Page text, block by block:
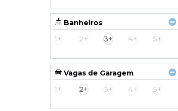
Banheiros
1+
2+ 3+ 4+ 5+
Vagas de Garagem
1+
2+ 3+ 4+ 5+